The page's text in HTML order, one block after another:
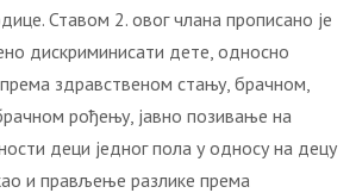
Ставом 2. овог члана прописано је
дискриминисати дете, односно
здравственом стању, брачном,
рођењу, јавно позивање на
деци једног пола у односу на децу
и прављење разлике према